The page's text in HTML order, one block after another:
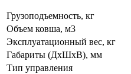
Грузоподъемность, кг
Объем ковша, м3
Эксплуатационный вес, кг
Габариты (ДхШхВ), мм
Тип управления